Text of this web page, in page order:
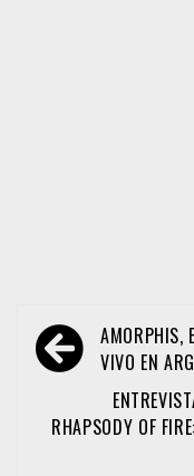
Navegación
de
entradas
AMORPHIS,
VIVO EN
RHAPSODY OF